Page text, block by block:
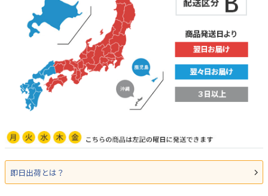
即日出荷とは？